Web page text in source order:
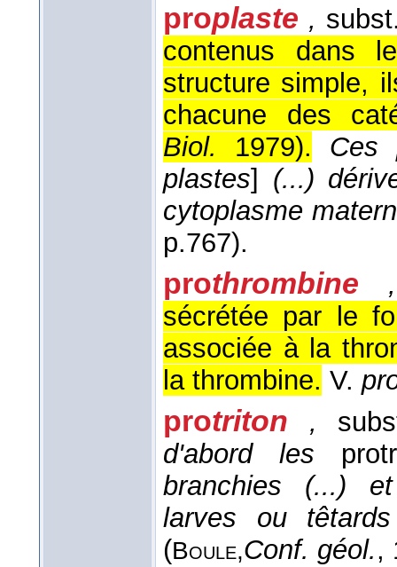
proplaste ,
contenus dans
structure simple,
chacune des
Biol.
1979).
Ces
plastes] (...)
cytoplasme
p.767).
prothrombine ,
sécrétée par le
associée à la
la thrombine. V.
protriton ,
d'abord les
branchies (...)
larves ou
(Boule,Conf. géol.,